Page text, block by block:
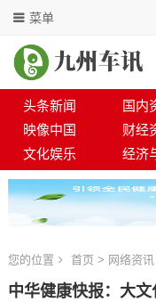
菜单
头条新闻 国内
映像中国
财经
文化娱乐
经济
您的位置 首页 > 网络资讯
中华健康快报：大